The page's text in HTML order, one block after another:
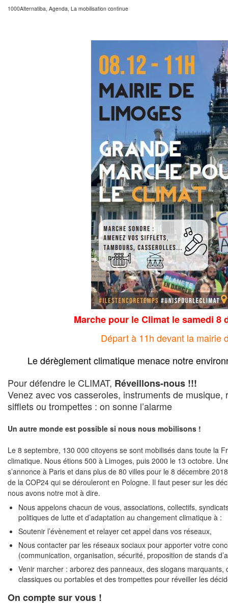
1000Alternatiba, Agenda, La mobilisation continue
Marche pour le Climat le samedi 8
Départ à 11h devant la mairie
Le dérèglement climatique menace notre
Pour défendre le CLIMAT, Réveillons-nous !!!
Venez avec vos casseroles, instruments de
sifflets ou trompettes : on sonne l’alarme
Un autre monde est possible si nous nous mobilisons !
Le 8 septembre, 130 000 citoyens se sont mobilisés dans toute la
climatique. Nous étions 500 à Limoges, puis 2000 le 13 octobre.
s’annonce à Paris et dans plus de 80 villes pour le 8 décembre
de la COP24 qui se dérouleront en Pologne. Il faut peser sur les
nous avons notre mot à dire.
Nous appelons chacun de vous, associations, collectifs,
politiques de lutte et d’adaptation au changement climatique à :
Soutenir l’évènement et relayer cet appel dans vos réseaux,
Nous contacter par les réseaux sociaux pour apporter votre
(communication, organisation, sécurité, proposition de stands
Venir marcher : arborez des panneaux, des slogans
classiques ou portables et des trompettes pour réveiller les
On compte sur vous !